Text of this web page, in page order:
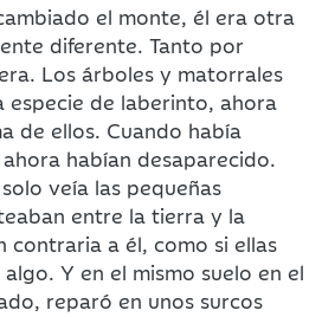
el monte, él era otra
diferente. Tanto por
Los árboles y matorrales
especie de laberinto, ahora
de ellos. Cuando había
habían desaparecido.
veía las pequeñas
entre la tierra y la
contraria a él, como si ellas
Y en el mismo suelo en el
reparó en unos surcos